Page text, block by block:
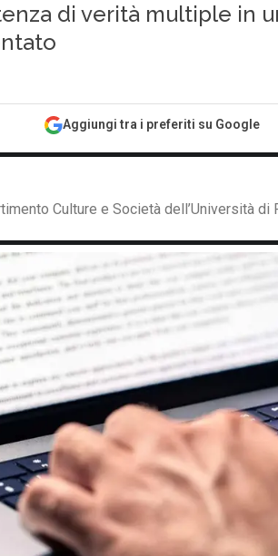
di verità multiple in
Aggiungi tra i preferiti su Google
Culture e Società dell’Università di